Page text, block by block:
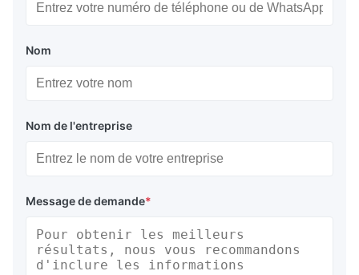
Nom
Nom de l'entreprise
Message de demande*